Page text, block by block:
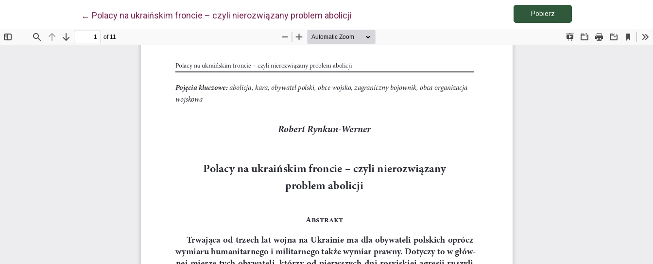
← Wróć do szczegółów artykułu
Polacy na ukraińskim froncie – czyli nierozwiązany problem abolicji PobierzPobierz PDF